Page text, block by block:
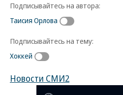
Подписывайтесь на автора:
Таисия Орлова
Подписывайтесь на тему:
Хоккей
Новости СМИ2